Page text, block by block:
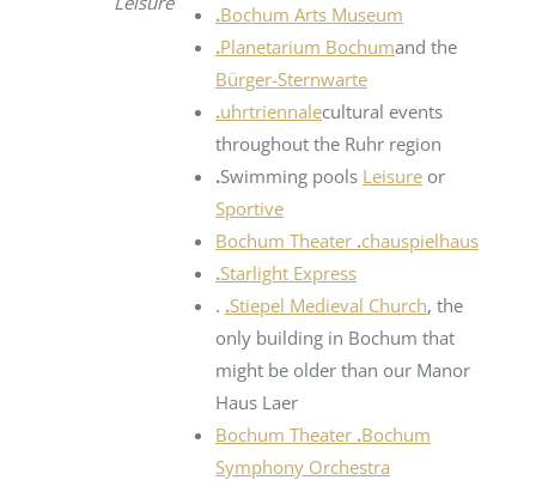
.Bochum Arts Museum
.Planetarium Bochumand the
Bürger-Sternwarte
.uhrtriennalecultural events
throughout the Ruhr region
.Swimming pools Leisure or
Sportive
Bochum Theater .chauspielhaus
.Starlight Express
. .Stiepel Medieval Church, the
only building in Bochum that
might be older than our Manor
Haus Laer
Bochum Theater .Bochum
Symphony Orchestra